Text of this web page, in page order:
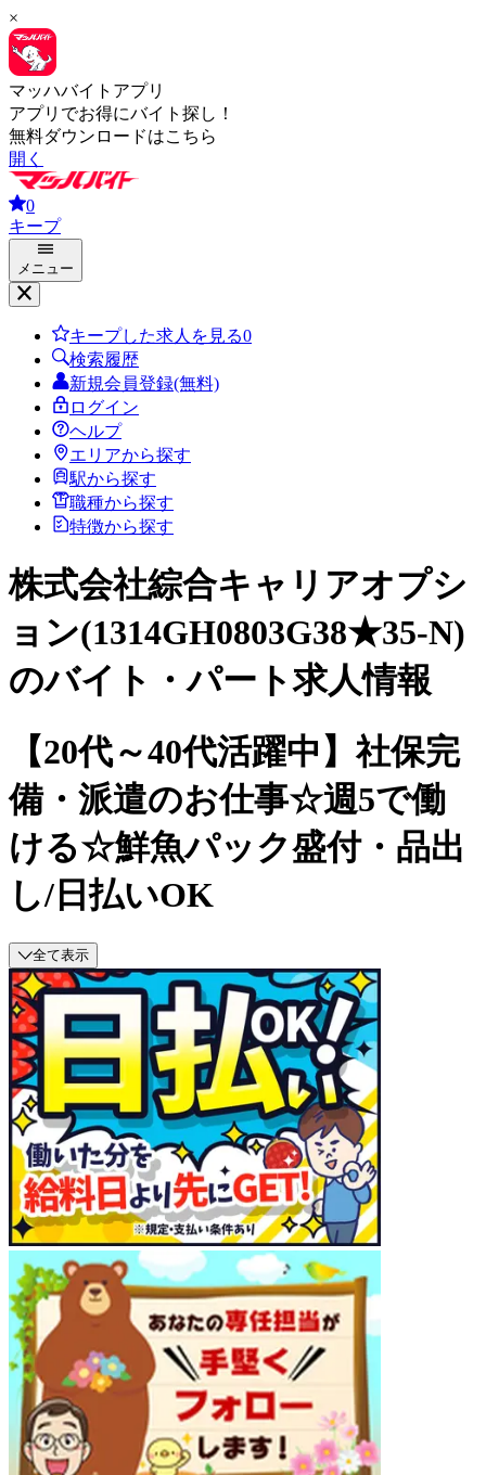
×
マッハバイトアプリ
アプリでお得にバイト探し！
無料ダウンロードはこちら
開く
0
キープ
メニュー
キープした求人を見る0
検索履歴
新規会員登録(無料)
ログイン
ヘルプ
エリアから探す
駅から探す
職種から探す
特徴から探す
株式会社綜合キャリアオプシ
ョン(1314GH0803G38★35-N)
のバイト・パート求人情報
【20代～40代活躍中】社保完
備・派遣のお仕事☆週5で働
ける☆鮮魚パック盛付・品出
し/日払いOK
全て表示